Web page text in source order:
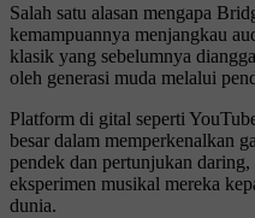
Salah satu alasan mengapa
kemampuannya menjangkau
klasik yang sebelumnya
oleh generasi muda melalui
Platform di gital seperti
besar dalam memperkenalkan
pendek dan pertunjukan
eksperimen musikal mereka
dunia.